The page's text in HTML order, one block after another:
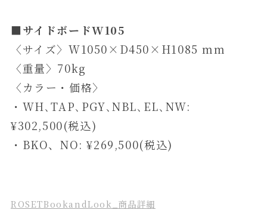
■サイドボードW105
〈サイズ〉W1050×D450×H1085 mm
〈重量〉70kg
〈カラー・価格〉
・WH､TAP､PGY､NBL､EL､NW:
¥302,500(税込)
・BKO、NO: ¥269,500(税込)
ROSETBookandLook_商品詳細